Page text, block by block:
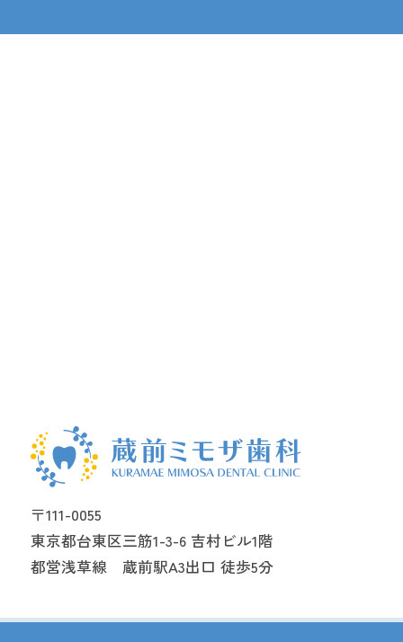
〒111-0055
東京都台東区三筋1-3-6 吉村ビル1階
都営浅草線 蔵前駅A3出口 徒歩5分